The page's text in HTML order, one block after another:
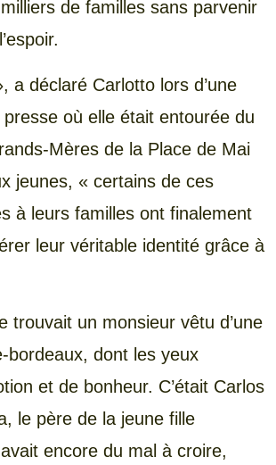
de familles sans parvenir
a déclaré Carlotto lors d’une
où elle était entourée du
Mères de la Place de Mai
jeunes, « certains de ces
à leurs familles ont finalement
leur véritable identité grâce à
trouvait un monsieur vêtu d’une
bordeaux, dont les yeux
et de bonheur. C’était Carlos
le père de la jeune fille
encore du mal à croire,